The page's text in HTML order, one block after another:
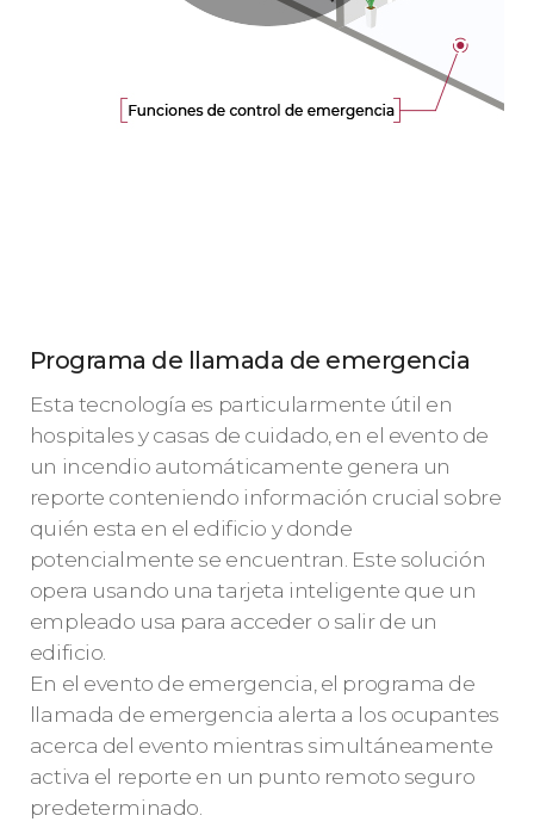
Programa de llamada de emergencia
Esta tecnología es particularmente útil en
hospitales y casas de cuidado, en el evento de
un incendio automáticamente genera un
reporte conteniendo información crucial sobre
quién esta en el edificio y donde
potencialmente se encuentran. Este solución
opera usando una tarjeta inteligente que un
empleado usa para acceder o salir de un
edificio.
En el evento de emergencia, el programa de
llamada de emergencia alerta a los ocupantes
acerca del evento mientras simultáneamente
activa el reporte en un punto remoto seguro
predeterminado.